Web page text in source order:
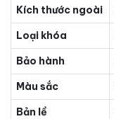
Kích thước ngoài
Loại khóa
Bảo hành
Màu sắc
Bản lề